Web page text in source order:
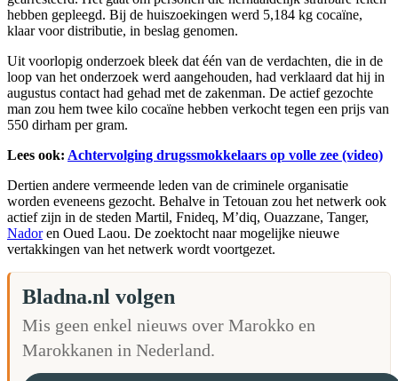
hebben gepleegd. Bij de huiszoekingen werd 5,184 kg cocaïne,
klaar voor distributie, in beslag genomen.
Uit voorlopig onderzoek bleek dat één van de verdachten, die in de
loop van het onderzoek werd aangehouden, had verklaard dat hij in
augustus contact had gehad met de zakenman. De actief gezochte
man zou hem twee kilo cocaïne hebben verkocht tegen een prijs van
550 dirham per gram.
Lees ook: Achtervolging drugssmokkelaars op volle zee (video)
Dertien andere vermeende leden van de criminele organisatie
worden eveneens gezocht. Behalve in Tetouan zou het netwerk ook
actief zijn in de steden Martil, Fnideq, M’diq, Ouazzane, Tanger,
Nadoren Oued Laou. De zoektocht naar mogelijke nieuwe
vertakkingen van het netwerk wordt voortgezet.
Bladna.nl volgen
Mis geen enkel nieuws over Marokko en
Marokkanen in Nederland.